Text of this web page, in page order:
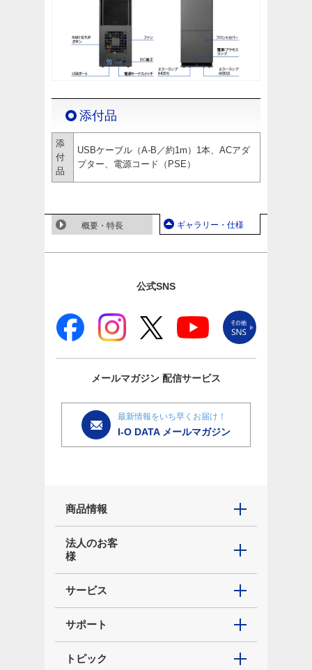
添付品
添
付
品
USBケーブル（A-B／約1m）1本、ACアダ
プター、電源コード（PSE）
概要・特長 ギャラリー・仕様
公式SNS
メールマガジン 配信サービス
最新情報をいち早くお届け！
I-O DATA メールマガジン
商品情報
法人のお客
様
サービス
サポート
トピック